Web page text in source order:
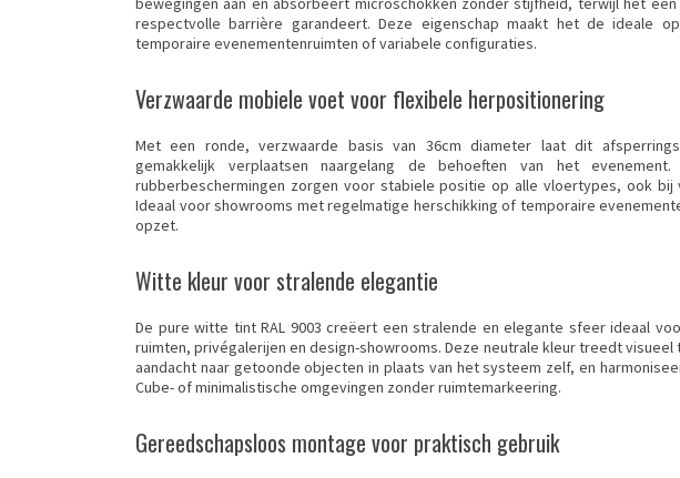
respectvolle barrière garandeert. Deze eigenschap maakt het de ideale
temporaire evenementenruimten of variabele configuraties.
Verzwaarde mobiele voet voor flexibele herpositionering
Met een ronde, verzwaarde basis van 36cm diameter laat dit
gemakkelijk verplaatsen naargelang de behoeften van het
rubberbeschermingen zorgen voor stabiele positie op alle vloertypes, ook bij
Ideaal voor showrooms met regelmatige herschikking of temporaire
opzet.
Witte kleur voor stralende elegantie
De pure witte tint RAL 9003 creëert een stralende en elegante sfeer ideaal
ruimten, privégalerijen en design-showrooms. Deze neutrale kleur treedt visueel
aandacht naar getoonde objecten in plaats van het systeem zelf, en
Cube- of minimalistische omgevingen zonder ruimtemarkeering.
Gereedschapsloos montage voor praktisch gebruik